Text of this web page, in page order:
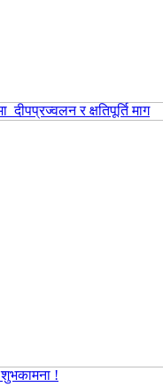
दीपप्रज्वलन र क्षतिपूर्ति माग
शुभकामना !